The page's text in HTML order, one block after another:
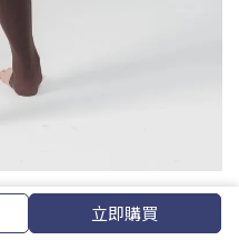
完成
立即購買